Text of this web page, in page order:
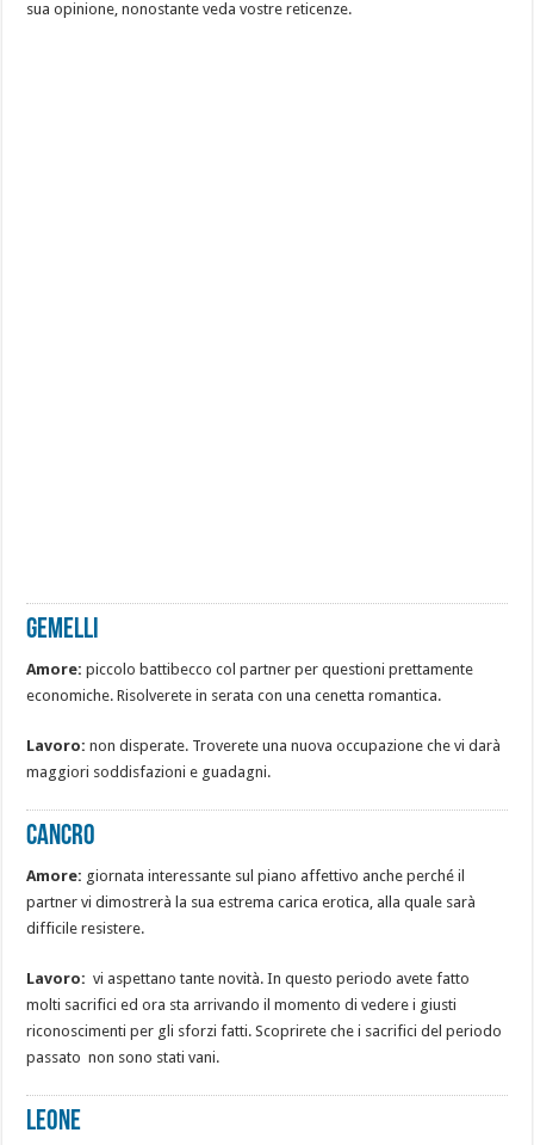
sua opinione, nonostante veda vostre reticenze.
Gemelli
Amore: piccolo battibecco col partner per questioni prettamente
economiche. Risolverete in serata con una cenetta romantica.
Lavoro: non disperate. Troverete una nuova occupazione che vi darà
maggiori soddisfazioni e guadagni.
Cancro
Amore: giornata interessante sul piano affettivo anche perché il
partner vi dimostrerà la sua estrema carica erotica, alla quale sarà
difficile resistere.
Lavoro: vi aspettano tante novità. In questo periodo avete fatto
molti sacrifici ed ora sta arrivando il momento di vedere i giusti
riconoscimenti per gli sforzi fatti. Scoprirete che i sacrifici del periodo
passato non sono stati vani.
Leone